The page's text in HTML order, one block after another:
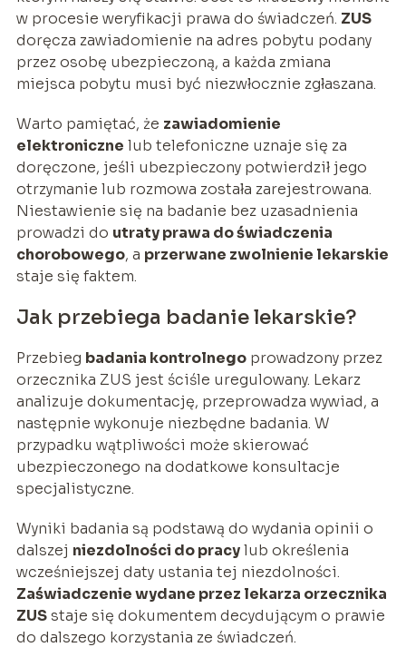
w procesie weryfikacji prawa do świadczeń. ZUS
doręcza zawiadomienie na adres pobytu podany
przez osobę ubezpieczoną, a każda zmiana
miejsca pobytu musi być niezwłocznie zgłaszana.
Warto pamiętać, że zawiadomienie
elektroniczne lub telefoniczne uznaje się za
doręczone, jeśli ubezpieczony potwierdził jego
otrzymanie lub rozmowa została zarejestrowana.
Niestawienie się na badanie bez uzasadnienia
prowadzi do utraty prawa do świadczenia
chorobowego, a przerwane zwolnienie lekarskie
staje się faktem.
Jak przebiega badanie lekarskie?
Przebieg badania kontrolnegoprowadzony przez
orzecznika ZUS jest ściśle uregulowany. Lekarz
analizuje dokumentację, przeprowadza wywiad, a
następnie wykonuje niezbędne badania. W
przypadku wątpliwości może skierować
ubezpieczonego na dodatkowe konsultacje
specjalistyczne.
Wyniki badania są podstawą do wydania opinii o
dalszej niezdolności do pracylub określenia
wcześniejszej daty ustania tej niezdolności.
Zaświadczenie wydane przez lekarza orzecznika
ZUSstaje się dokumentem decydującym o prawie
do dalszego korzystania ze świadczeń.